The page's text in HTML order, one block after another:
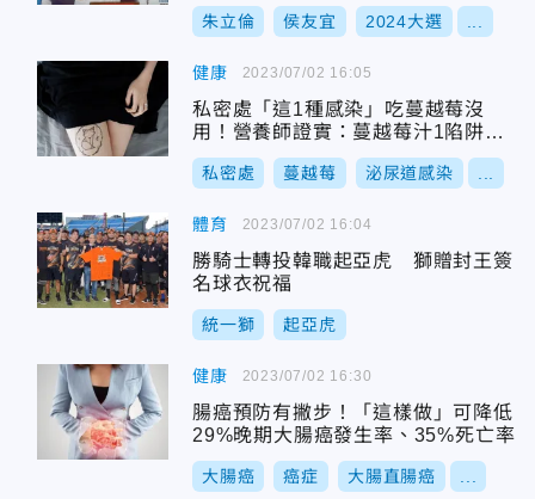
朱立倫 侯友宜 2024大選
健康
私密處「這1種感染」吃蔓越莓沒
用！營養師證實：蔓越莓汁1陷阱反
而加重病情
私密處 蔓越莓 泌尿道感染
2023/07/02 16:05
體育
勝騎士轉投韓職起亞虎 獅贈封王簽
名球衣祝福
統一獅 起亞虎
2023/07/02 16:04
健康
腸癌預防有撇步！「這樣做」可降低
29%晚期大腸癌發生率、35%死亡率
大腸癌 癌症 大腸直腸癌
2023/07/02 16:30